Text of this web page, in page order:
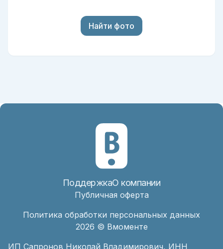
Найти фото
Публичная оферта
ПоддержкаО компании
Политика обработки персональных данных
2026 © Вмоменте
ИП Сапронов Николай Владимирович, ИНН